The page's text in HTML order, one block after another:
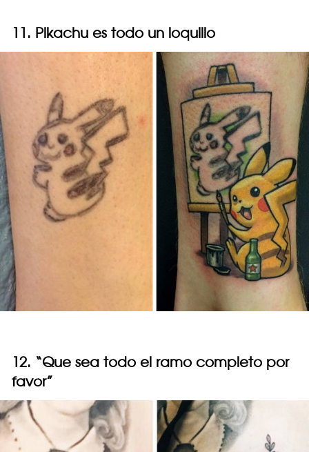
11. Pikachu es todo un loquillo
12. “Que sea todo el ramo completo por
favor”